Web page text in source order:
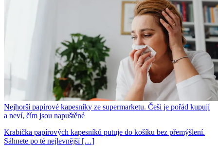
Nejhorší papírové kapesníky ze supermarketu. Češi je pořád kupují
a neví, čím jsou napuštěné
Krabička papírových kapesníků putuje do košíku bez přemýšlení.
Sáhnete po té nejlevnější […]